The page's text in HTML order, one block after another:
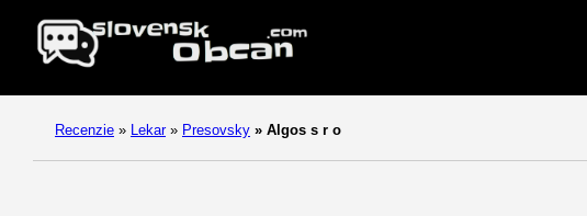
Recenzie » Lekar » Presovsky » Algos s r o